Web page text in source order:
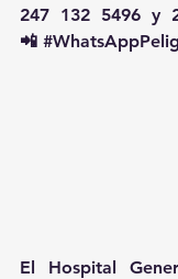
247 132 5496 y
📲
El Hospital